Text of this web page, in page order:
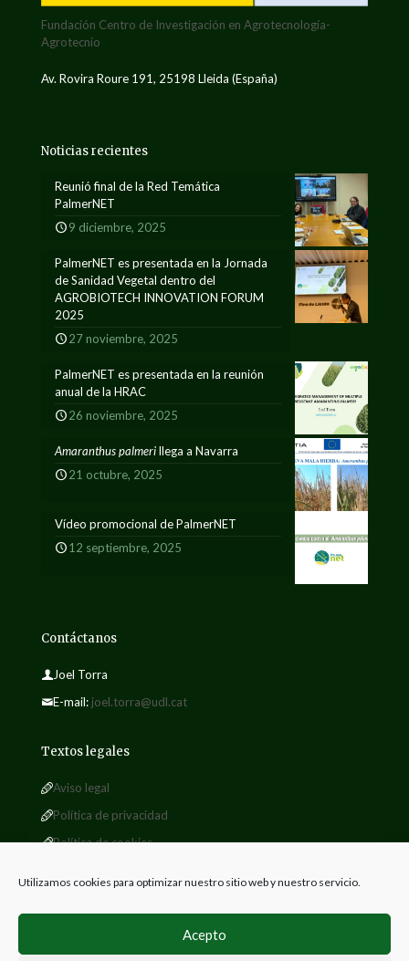
Utilizamos cookies para optimizar nuestro sitio web y nuestro servicio.
Acepto
Fundación Centro de Investigación en Agrotecnología-
Agrotecnio
Av. Rovira Roure 191, 25198 Lleida (España)
Noticias recientes
Reunió final de la Red Temática
PalmerNET
9 diciembre, 2025
PalmerNET es presentada en la Jornada
de Sanidad Vegetal dentro del
AGROBIOTECH INNOVATION FORUM
2025
27 noviembre, 2025
PalmerNET es presentada en la reunión
anual de la HRAC
26 noviembre, 2025
Amaranthus palmerillega a Navarra
21 octubre, 2025
Vídeo promocional de PalmerNET
12 septiembre, 2025
Contáctanos
Joel Torra
E-mail: joel.torra@udl.cat
Textos legales
Aviso legal
Política de privacidad
Política de cookies